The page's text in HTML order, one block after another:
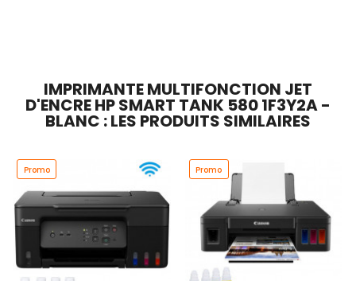
IMPRIMANTE MULTIFONCTION JET
D'ENCRE HP SMART TANK 580 1F3Y2A -
BLANC : LES PRODUITS SIMILAIRES
Promo Promo